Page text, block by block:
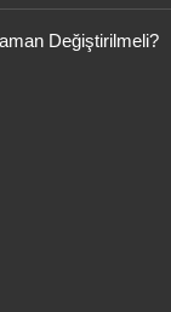
Değiştirilmeli?